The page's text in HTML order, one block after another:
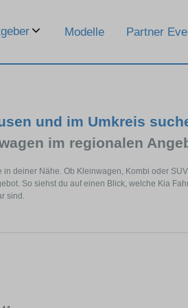
Modelle Partner
und im Umkreis
im regionalen
deiner Nähe. Ob Kleinwagen, Kombi oder
So siehst du auf einen Blick, welche Kia
sind.